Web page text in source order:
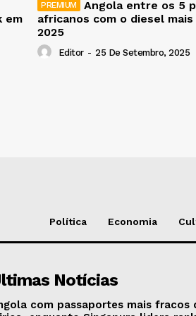
em
Angola entre os 5
africanos com o diesel
2025
Editor - 25 De Setembro, 2025
Política Economia
Notícias
com passaportes mais fracos